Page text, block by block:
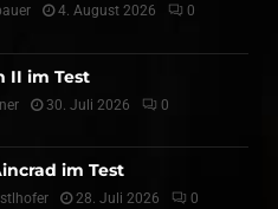
4. August 2026 0
II im Test
30. Juli 2026 0
im Test
28. Juli 2026 0